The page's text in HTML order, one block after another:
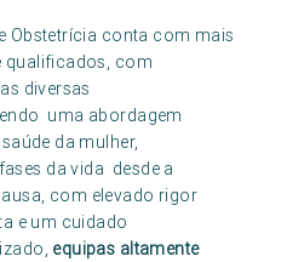
Obstetrícia conta com mais
qualificados, com
diversas
uma abordagem
da mulher,
da vida desde a
com elevado rigor
e um cuidado
equipas altamente